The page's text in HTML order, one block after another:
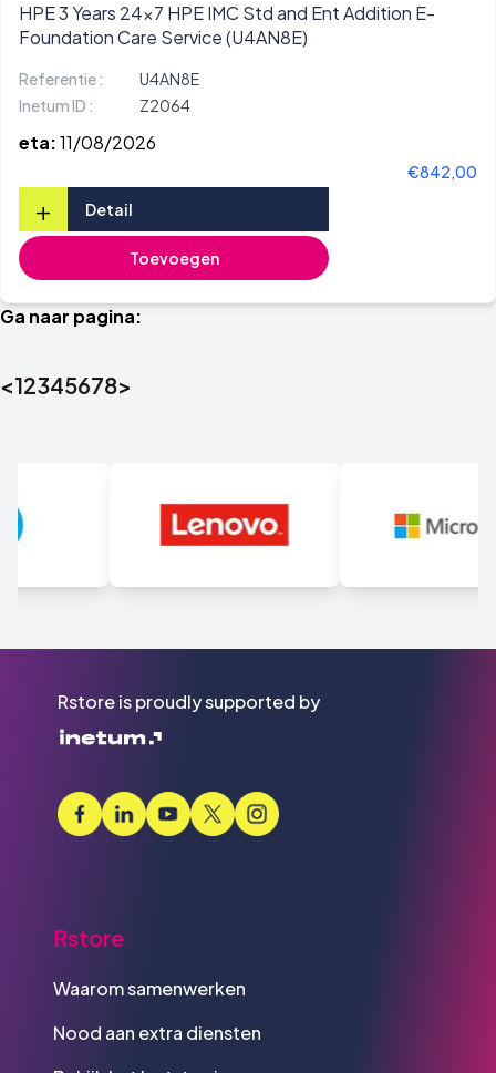
HPE 3 Years 24x7 HPE IMC Std and Ent Addition E-
Foundation Care Service (U4AN8E)
Referentie :
U4AN8E
Inetum ID :
Z2064
eta:11/08/2026
€842,00
+ Detail
Toevoegen
Ga naar pagina:
<12345678>
Rstore is proudly supported by
Rstore
Waarom samenwerken
Nood aan extra diensten